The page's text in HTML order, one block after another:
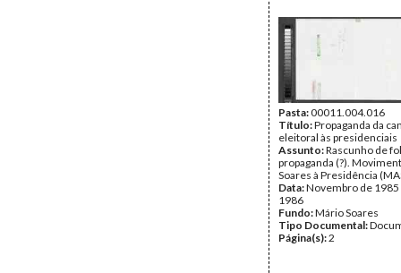
Pasta:00011.004.016
Título:Propaganda da
eleitoral às presidenciais
Assunto:Rascunho de
propaganda (?).
Soares à Presidência
Data:Novembro de 1985
1986
Fundo:Mário Soares
Tipo Documental:
Página(s):2